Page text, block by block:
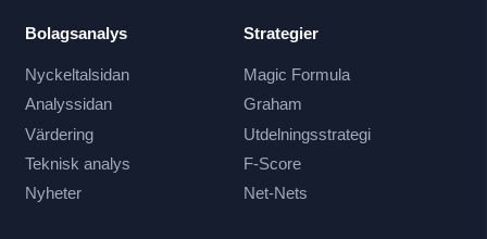
Bolagsanalys
Nyckeltalsidan
Analyssidan
Värdering
Teknisk analys
Nyheter
Strategier
Magic Formula
Graham
Utdelningsstrategi
F-Score
Net-Nets